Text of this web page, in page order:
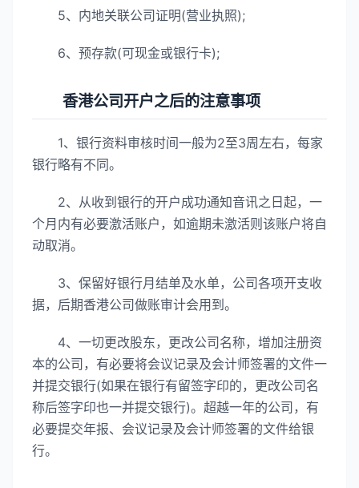
5、内地关联公司证明(营业执照);
6、预存款(可现金或银行卡);
香港公司开户之后的注意事项
1、银行资料审核时间一般为2至3周左右，每家
银行略有不同。
2、从收到银行的开户成功通知音讯之日起，一
个月内有必要激活账户，如逾期未激活则该账户将自
动取消。
3、保留好银行月结单及水单，公司各项开支收
据，后期香港公司做账审计会用到。
4、一切更改股东，更改公司名称，增加注册资
本的公司，有必要将会议记录及会计师签署的文件一
并提交银行(如果在银行有留签字印的，更改公司名
称后签字印也一并提交银行)。超越一年的公司，有
必要提交年报、会议记录及会计师签署的文件给银
行。